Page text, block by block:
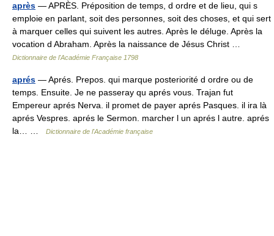
après — APRÈS. Préposition de temps, d ordre et de lieu, qui s
emploie en parlant, soit des personnes, soit des choses, et qui sert
à marquer celles qui suivent les autres. Après le déluge. Après la
vocation d Abraham. Après la naissance de Jésus Christ …
Dictionnaire de l'Académie Française 1798
aprés — Aprés. Prepos. qui marque posteriorité d ordre ou de
temps. Ensuite. Je ne passeray qu aprés vous. Trajan fut
Empereur aprés Nerva. il promet de payer aprés Pasques. il ira là
aprés Vespres. aprés le Sermon. marcher l un aprés l autre. aprés
la… …
Dictionnaire de l'Académie française